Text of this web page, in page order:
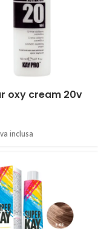
oxy cream 20v
inclusa